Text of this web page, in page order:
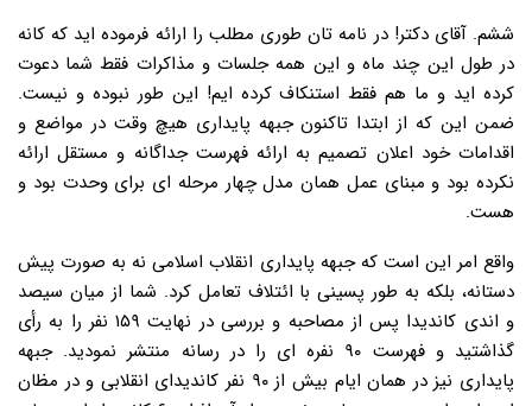
ششم. آقای دکتر! در نامه تان طوری مطلب را ارائه فرموده اید که کانه
در طول این چند ماه و این همه جلسات و مذاکرات فقط شما دعوت
کرده اید و ما هم فقط استنکاف کرده ایم! این طور نبوده و نیست.
ضمن این که از ابتدا تاکنون جبهه پایداری هیچ وقت در مواضع و
اقدامات خود اعلان تصمیم به ارائه فهرست جداگانه و مستقل ارائه
نکرده بود و مبنای عمل همان مدل چهار مرحله ای برای وحدت بود و
هست.
واقع امر این است که جبهه پایداری انقلاب اسلامی نه به صورت پیش
دستانه، بلکه به طور پسینی با ائتلاف تعامل کرد. شما از میان سیصد
و اندی کاندیدا پس از مصاحبه و بررسی در نهایت ۱۵۹ نفر را به رأی
گذاشتید و فهرست ۹۰ نفره ای را در رسانه منتشر نمودید. جبهه
پایداری نیز در همان ایام بیش از ۹۰ نفر کاندیدای انقلابی و در مظان